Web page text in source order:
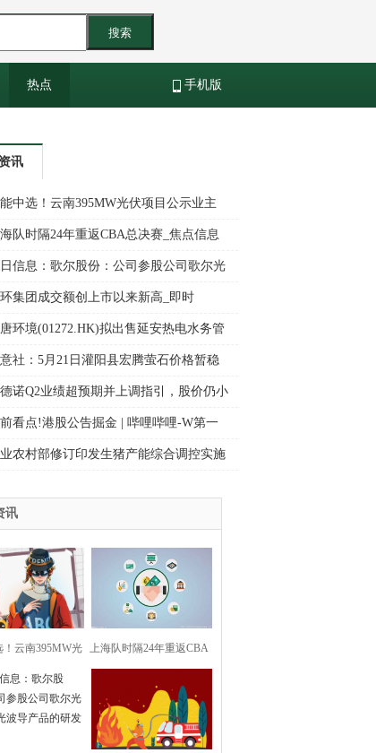
搜索
热点 手机版
讯
中选！云南395MW光伏项目公示业主
队时隔24年重返CBA总决赛_焦点信息
信息：歌尔股份：公司参股公司歌尔光
事光波导产品的研发制造
集团成交额创上市以来新高_即时
环境(01272.HK)拟出售延安热电水务管
心项目全部资产 代价为5781.18万元
社：5月21日灌阳县宏腾萤石价格暂稳
诺Q2业绩超预期并上调指引，股价仍小
低 微动态
看点!港股公告掘金 | 哔哩哔哩-W第一
经调整净利润同比增加62% 毛利率15连
农村部修订印发生猪产能综合调控实施
讯
！云南395MW光 上海队时隔24年重返CBA
总决赛_焦点信息